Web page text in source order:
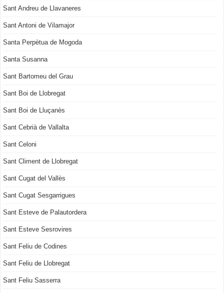
Sant Andreu de Llavaneres
Sant Antoni de Vilamajor
Santa Perpètua de Mogoda
Santa Susanna
Sant Bartomeu del Grau
Sant Boi de Llobregat
Sant Boi de Lluçanès
Sant Cebrià de Vallalta
Sant Celoni
Sant Climent de Llobregat
Sant Cugat del Vallès
Sant Cugat Sesgarrigues
Sant Esteve de Palautordera
Sant Esteve Sesrovires
Sant Feliu de Codines
Sant Feliu de Llobregat
Sant Feliu Sasserra